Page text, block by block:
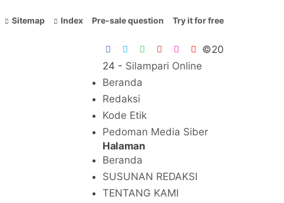
Sitemap Index Pre-sale question Try it for free
©20
24 - Silampari Online
Beranda
Redaksi
Kode Etik
Pedoman Media Siber
Halaman
Beranda
SUSUNAN REDAKSI
TENTANG KAMI